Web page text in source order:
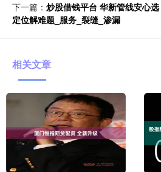
下一篇： 炒股借钱平台 华新管线安心
定位解难题_服务_裂缝_渗漏
相关文章